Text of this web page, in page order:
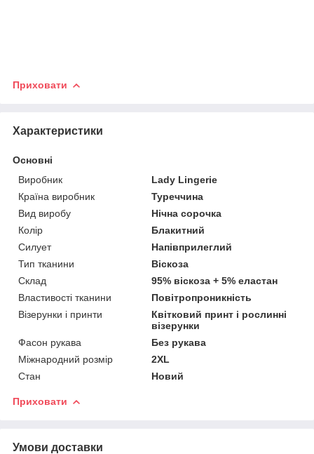
Приховати
Характеристики
Основні
Виробник
Lady Lingerie
Країна виробник
Туреччина
Вид виробу
Нічна сорочка
Колір
Блакитний
Силует
Напівприлеглий
Тип тканини
Віскоза
Склад
95% віскоза + 5% еластан
Властивості тканини
Повітропроникність
Візерунки і принти
Квітковий принт і рослинні
візерунки
Фасон рукава
Без рукава
Міжнародний розмір
2XL
Стан
Новий
Приховати
Умови доставки